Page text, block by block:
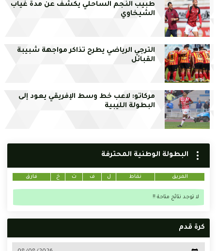
طبيب النجم الساحلي يكشف عن مدة غياب
الشيخاوي
الترجي الرياضي يطرح تذاكر مواجهة شبيبة
القبائل
مركاتو: لاعب خط وسط الإفريقي يعود إلى
البطولة الليبية
البطولة الوطنية المحترفة
الفريق نقاط ل ف ت خ فارق
لا توجد نتائج متاحة !!
كرة قدم